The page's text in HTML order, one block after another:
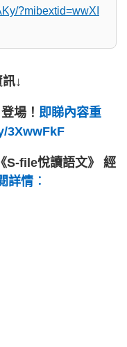
?mibextid=wwXI
↓
場！ 即睇內容重
3XwwFkF
S-file悅讀語文》 經
詳情︰